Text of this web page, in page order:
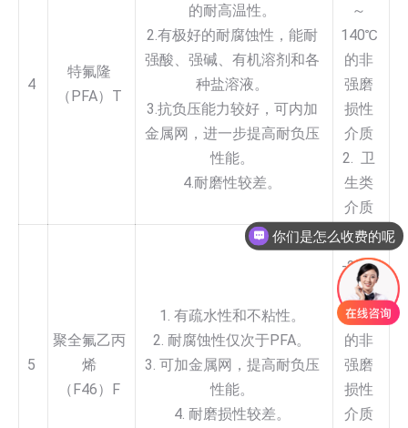
4
特氟隆
（PFA）T
的耐高温性。
2.有极好的耐腐蚀性，能耐
强酸、强碱、有机溶剂和各
种盐溶液。
3.抗负压能力较好，可内加
金属网，进一步提高耐负压
性能。
4.耐磨性较差。
～
140℃
的非
强磨
损性
介质
2. 卫
生类
介质
5
聚全氟乙丙
烯
（F46）F
1. 有疏水性和不粘性。
2. 耐腐蚀性仅次于PFA。
3. 可加金属网，提高耐负压
性能。
4. 耐磨损性较差。
1.
-25℃
～
100℃
的非
强磨
损性
介质
你们是怎么收费的呢